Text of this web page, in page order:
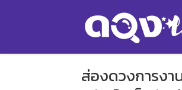
ส่องดวงการงา